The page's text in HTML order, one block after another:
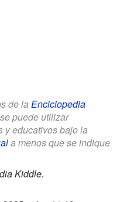
de la Enciclopedia
puede utilizar
y educativos bajo la
a menos que se indique
Kiddle.